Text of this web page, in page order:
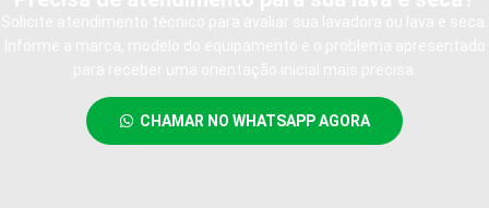
CHAMAR NO WHATSAPP AGORA